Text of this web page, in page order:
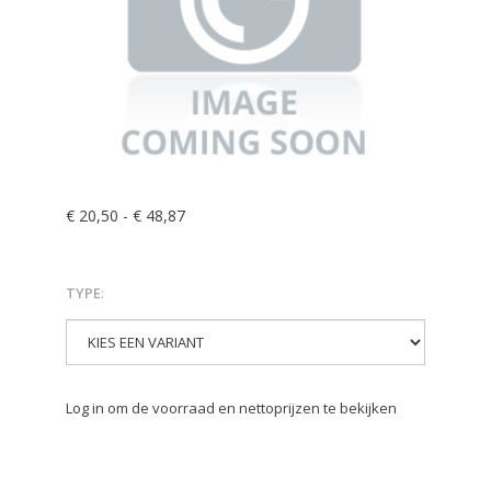
€ 20,50 - € 48,87
TYPE:
Log in om de voorraad en nettoprijzen te bekijken